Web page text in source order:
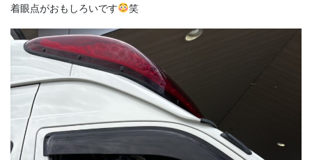
着眼点がおもしろいです
笑